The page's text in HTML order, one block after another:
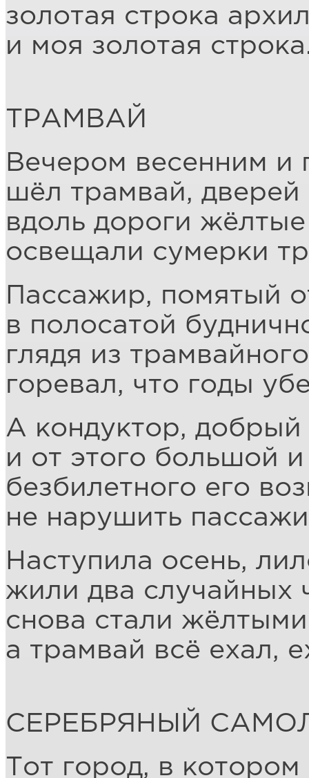
золотая строка
и моя золотая
ТРАМВАЙ
Вечером весенним и
шёл трамвай, дверей
вдоль дороги
освещали сумерки
Пассажир, помятый
в полосатой
глядя из
горевал, что годы
А кондуктор, добрый
и от этого большой
безбилетного его
не нарушить
Наступила осень,
жили два случайных
снова стали
а трамвай всё ехал,
СЕРЕБРЯНЫЙ
Тот город, в